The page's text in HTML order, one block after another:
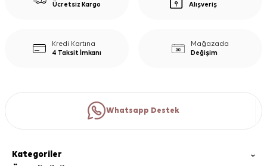
Ücretsiz Kargo
Alışveriş
Kredi Kartına
4 Taksit İmkanı
Mağazada
Değişim
Whatsapp Destek
Kategoriler